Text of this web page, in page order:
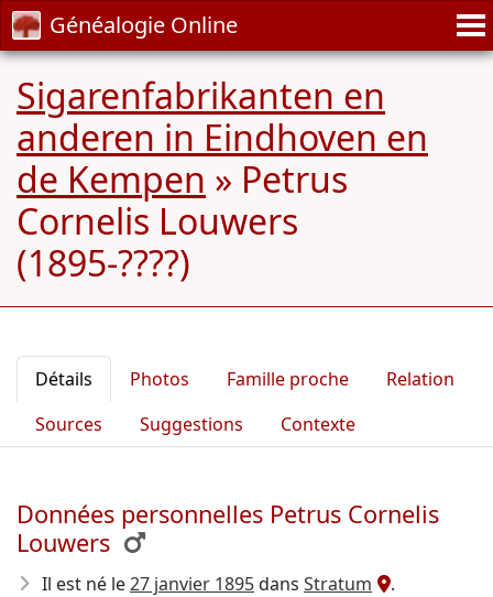
Généalogie Online
Sigarenfabrikanten en
anderen in Eindhoven en
de Kempen » Petrus
Cornelis Louwers
(1895-????)
Détails Photos Famille proche
Relation
Sources
Suggestions Contexte
Données personnelles Petrus Cornelis
Louwers
Il est né le27 janvier 1895dans Stratum
.